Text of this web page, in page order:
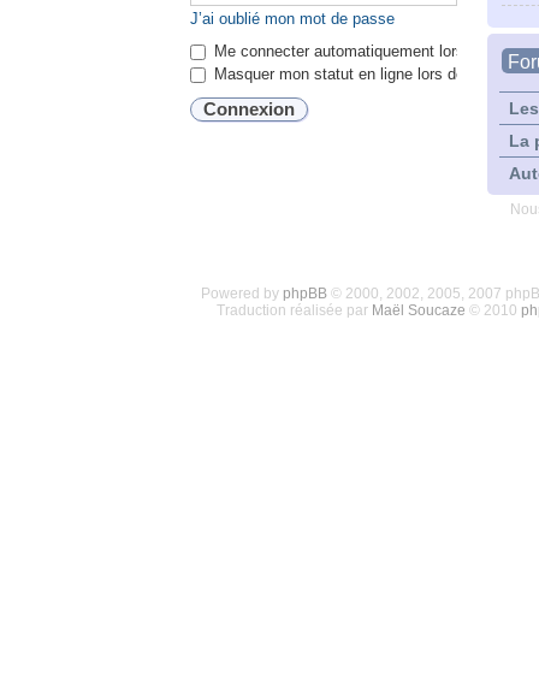
La
J’ai oublié mon mot de passe
Me connecter automatiquement lors de
Masquer mon statut en ligne lors de cette
Powered by phpBB© 2000, 2002, 2005, 2007
Traduction réalisée par Maël Soucaze © 2010